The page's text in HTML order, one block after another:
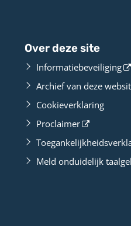
Over deze site
Informatiebeveiliging
Archief van deze
Cookieverklaring
Proclaimer
Meld onduidelijk